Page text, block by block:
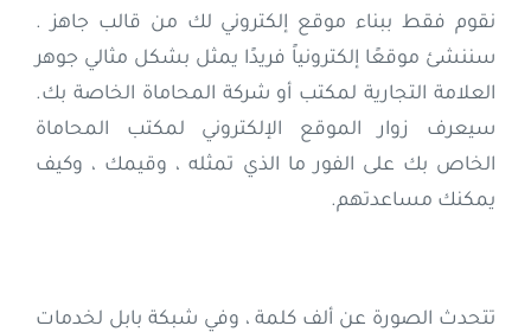
نقوم فقط ببناء موقع إلكتروني لك من قالب جاهز .
سننشئ موقعًا إلكترونياً فريدًا يمثل بشكل مثالي جوهر
العلامة التجارية لمكتب أو شركة المحاماة الخاصة بك.
سيعرف زوار الموقع الإلكتروني لمكتب المحاماة
الخاص بك على الفور ما الذي تمثله ، وقيمك ، وكيف
يمكنك مساعدتهم.
تتحدث الصورة عن ألف كلمة ، وفي شبكة بابل لخدمات